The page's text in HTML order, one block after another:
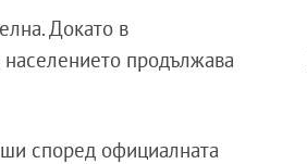
Докато в
продължава
според официалната